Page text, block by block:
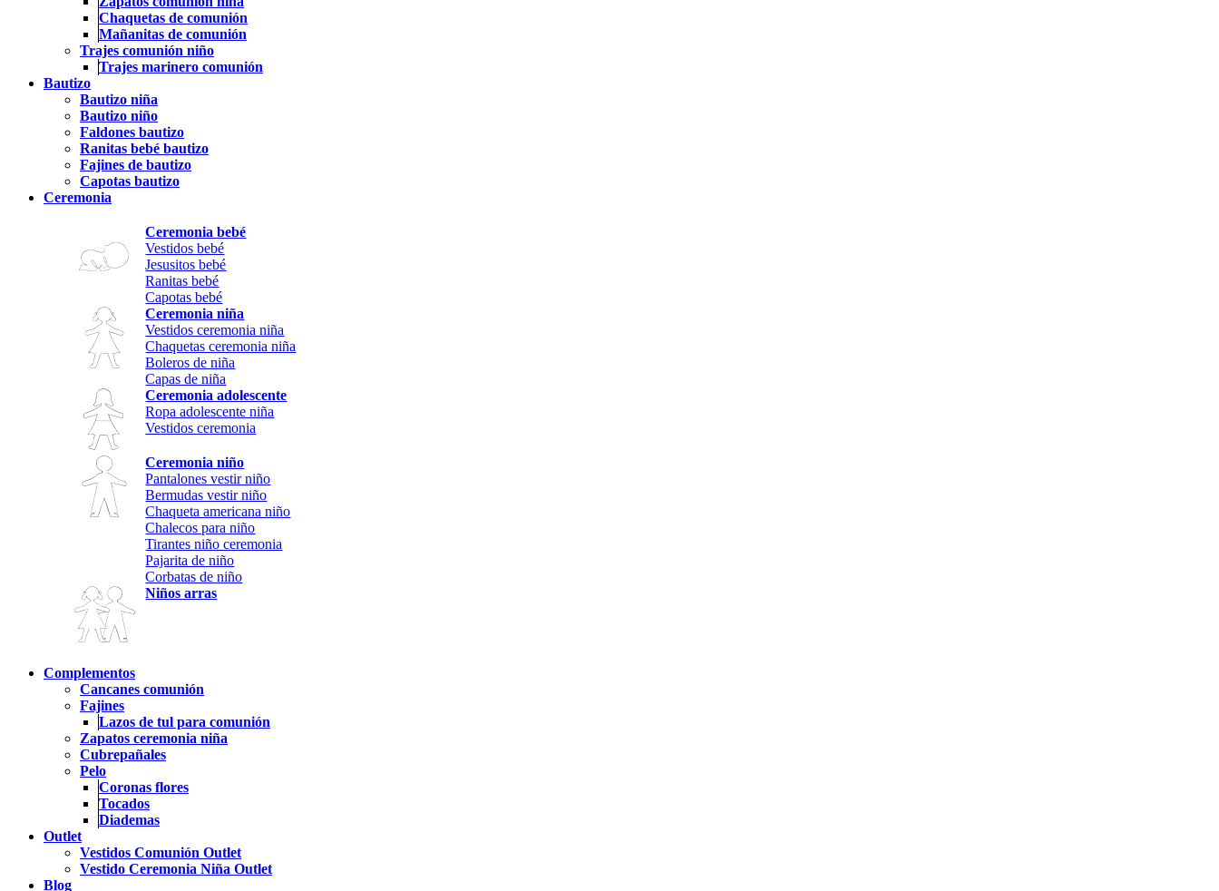
Chaquetas de comunión
Mañanitas de comunión
Trajes comunión niño
Trajes marinero comunión
Bautizo
Bautizo niña
Bautizo niño
Faldones bautizo
Ranitas bebé bautizo
Fajines de bautizo
Capotas bautizo
Ceremonia
Ceremonia bebé
Vestidos bebé
Jesusitos bebé
Ranitas bebé
Capotas bebé
Ceremonia niña
Vestidos ceremonia niña
Chaquetas ceremonia niña
Boleros de niña
Capas de niña
Ceremonia adolescente
Ropa adolescente niña
Vestidos ceremonia
Ceremonia niño
Pantalones vestir niño
Bermudas vestir niño
Chaqueta americana niño
Chalecos para niño
Tirantes niño ceremonia
Pajarita de niño
Corbatas de niño
Niños arras
Complementos
Cancanes comunión
Fajines
Lazos de tul para comunión
Zapatos ceremonia niña
Cubrepañales
Pelo
Coronas flores
Tocados
Diademas
Outlet
Vestidos Comunión Outlet
Vestido Ceremonia Niña Outlet
Blog